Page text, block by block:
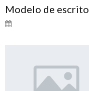
Modelo de escrito